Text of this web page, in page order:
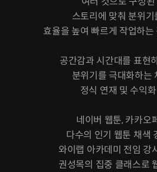
스토리에 맞춰 분위기
효율을 높여 빠르게 작업하는
공간감과 시간대를 표현
분위기를 극대화하는
정식 연재 및 수익
네이버 웹툰, 카카오
다수의 인기 웹툰 채색
와이랩 아카데미 전임 강
권성목의 집중 클래스로